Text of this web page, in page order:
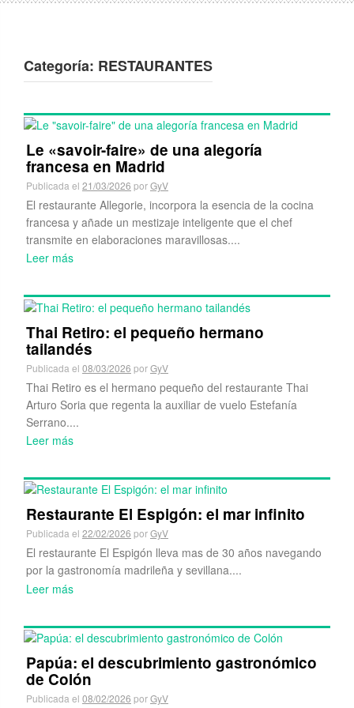
Categoría: RESTAURANTES
Le «savoir-faire» de una alegoría
francesa en Madrid
Publicada el 21/03/2026 porGyV
El restaurante Allegorie, incorpora la esencia de la cocina
francesa y añade un mestizaje inteligente que el chef
transmite en elaboraciones maravillosas....
Leer más
Thai Retiro: el pequeño hermano
tailandés
Publicada el 08/03/2026 porGyV
Thai Retiro es el hermano pequeño del restaurante Thai
Arturo Soria que regenta la auxiliar de vuelo Estefanía
Serrano....
Leer más
Restaurante El Espigón: el mar infinito
Publicada el 22/02/2026 porGyV
El restaurante El Espigón lleva mas de 30 años navegando
por la gastronomía madrileña y sevillana....
Leer más
Papúa: el descubrimiento gastronómico
de Colón
Publicada el 08/02/2026 porGyV